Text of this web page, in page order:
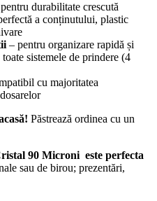
durabilitate crescută
a conținutului, plastic
– pentru organizare rapidă și
sistemele de prindere (4
cu majoritatea
Păstrează ordinea cu un
90 Microni este perfecta
sau de birou; prezentări,